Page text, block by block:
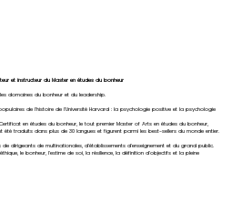
et instructeur du Master en études du bonheur
domaines du bonheur et du leadership.
de l'histoire de l'Université Harvard : la psychologie positive et la psychologie
en études du bonheur, le tout premier Master of Arts en études du bonheur,
été traduits dans plus de 30 langues et figurent parmi les best-sellers du monde entier.
dirigeants de multinationales, d'établissements d'enseignement et du grand public.
le bonheur, l'estime de soi, la résilience, la définition d'objectifs et la pleine